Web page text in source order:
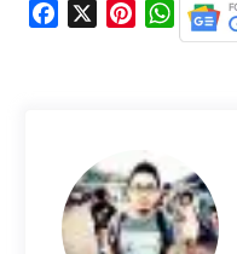
k
r
e
s
W
h
p
p